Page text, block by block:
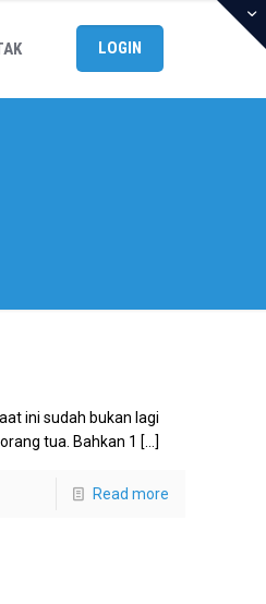
LOGIN
ini sudah bukan lagi
tua. Bahkan 1 […]
Read more